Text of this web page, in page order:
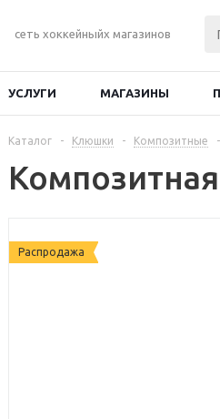
сеть хоккейныйх магазинов
УСЛУГИ МАГАЗИНЫ
Каталог - Клюшки - Композитные -
Распродажа